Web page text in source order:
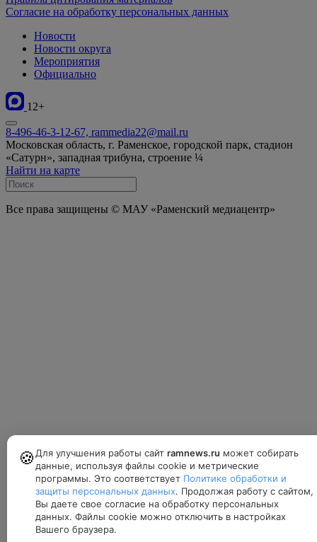
Согласие на обработку персональных данных
Новости
Новости округа
Мероприятия
Официально
12+
8-496-46-3-12-67, rammedia22@mail.ru
Московская область, г. Раменское, городской парк, стадион
«Сатурн», западная трибуна, строение ¼
Найти на карте
Все права защищены © МАУ «Раменский медиацентр»
🍪 Для улучшения работы сайт ramnews.ru может собирать
данные, используя файлы cookie и метрические
программы. Это соответствует Политике обработки и
защиты персональных данных. Продолжая работу с сайтом,
Вы даете свое согласие на обработку персональных
данных. Файлы cookie можно отключить в настройках
Вашего браузера.